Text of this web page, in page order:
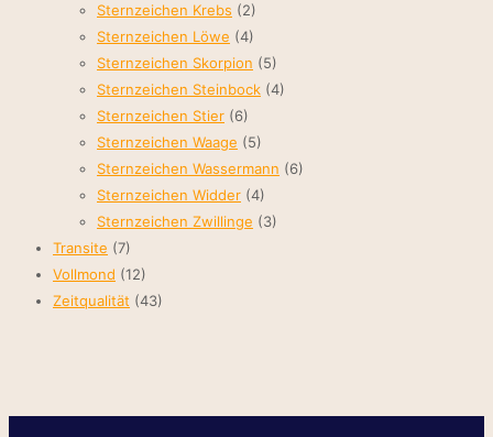
Sternzeichen Krebs (2)
Sternzeichen Löwe (4)
Sternzeichen Skorpion (5)
Sternzeichen Steinbock (4)
Sternzeichen Stier (6)
Sternzeichen Waage (5)
Sternzeichen Wassermann (6)
Sternzeichen Widder (4)
Sternzeichen Zwillinge (3)
Transite (7)
Vollmond (12)
Zeitqualität (43)